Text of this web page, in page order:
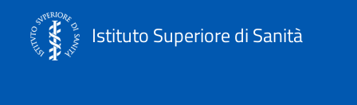
Istituto Superiore di Sanità